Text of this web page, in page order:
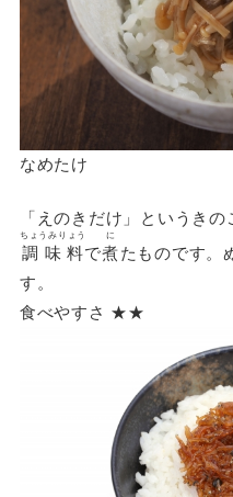
なめたけ
「えのきだけ」というき
調味料
ちょうみりょう
で煮
に
たものです。
す。
食べやすさ ★★